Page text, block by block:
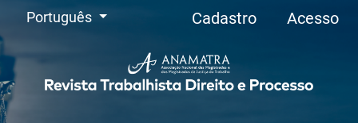
Ir para o menu de navegação principal
Ir para o conteúdo principal
Ir para o rodapé
Alterar o idioma. O idioma atual é:
Português
Menu AdministrativoCadastro Acesso